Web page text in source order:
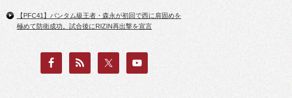
【PFC41】バンタム級王者・森永が初回で西に肩固めを
極めて防衛成功。試合後にRIZIN再出撃を宣言